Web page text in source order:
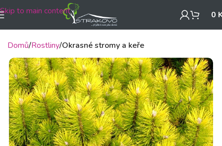
Skip to main content 0
Domů Rostliny Okrasné stromy a keře